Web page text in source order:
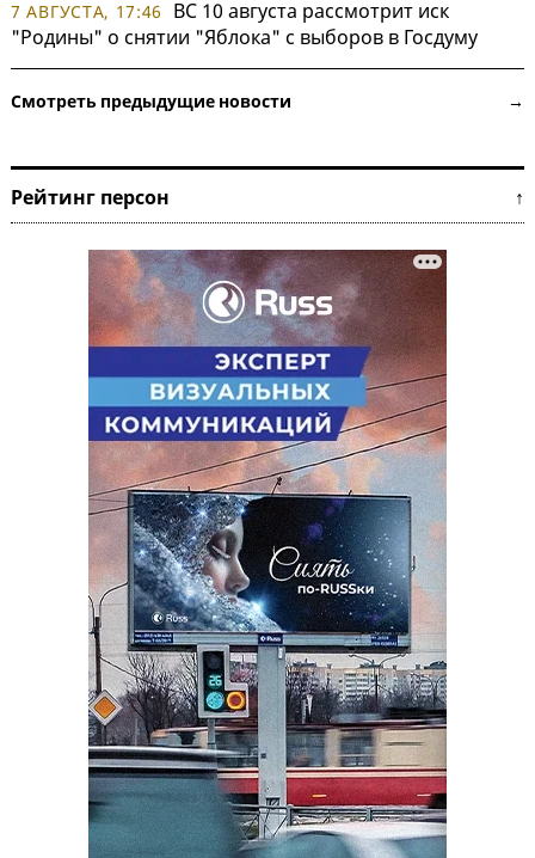
7 АВГУСТА, 17:46
ВС 10 августа рассмотрит иск
"Родины" о снятии "Яблока" с выборов в Госдуму
Смотреть предыдущие новости →
Рейтинг персон ↑